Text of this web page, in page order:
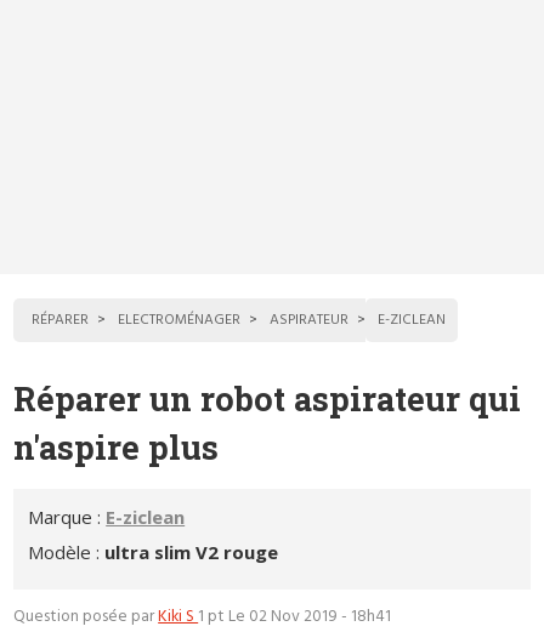
RÉPARER ELECTROMÉNAGER ASPIRATEUR E-ZICLEAN
Réparer un robot aspirateur qui
n'aspire plus
Marque : E-ziclean
Modèle : ultra slim V2 rouge
Question posée parKiki S1 pt Le 02 Nov 2019 - 18h41